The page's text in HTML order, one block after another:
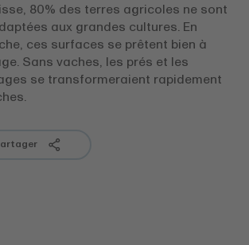
80% des terres agricoles ne sont
aux grandes cultures. En
ces surfaces se prêtent bien à
Sans vaches, les prés et les
se transformeraient rapidement